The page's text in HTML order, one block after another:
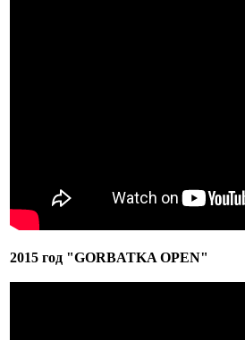
2015 год "GORBATKA OPEN"